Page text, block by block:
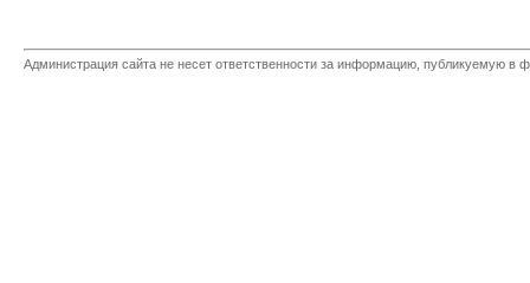
Администрация сайта не несет ответственности за информацию, публикуемую